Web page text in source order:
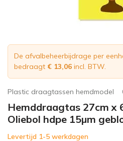
De afvalbeheerbijdrage per
bedraagt € 13,06 incl. BTW.
Plastic draagtassen hemdmodel
Hemddraagtas 27cm x
Oliebol hdpe 15µm
Levertijd 1-5 werkdagen